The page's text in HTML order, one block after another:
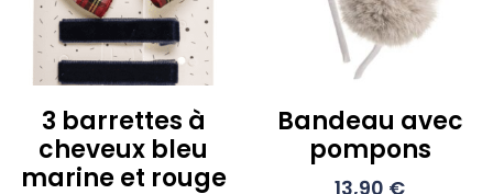
3 barrettes à
cheveux bleu
marine et rouge
Bandeau avec
pompons
13,90 €